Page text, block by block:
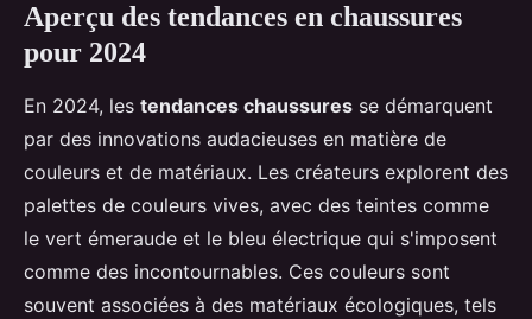
Aperçu des tendances en chaussures
pour 2024
En 2024, les tendances chaussures se démarquent
par des innovations audacieuses en matière de
couleurs et de matériaux. Les créateurs explorent des
palettes de couleurs vives, avec des teintes comme
le vert émeraude et le bleu électrique qui s'imposent
comme des incontournables. Ces couleurs sont
souvent associées à des matériaux écologiques, tels